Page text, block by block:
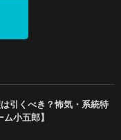
引くべき？怖気・系統特
小五郎】